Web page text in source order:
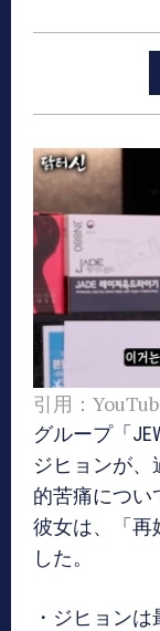
引用：
グループ「
ジヒョンが
的苦痛につい
彼女は、「再
した。
・ジヒョン